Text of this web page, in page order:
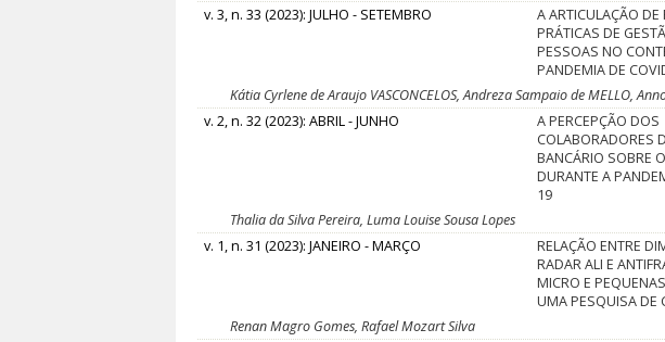
v. 3, n. 33 (2023): JULHO - SETEMBRO
A ARTICULAÇÃO DE
PRÁTICAS DE
PESSOAS NO
PANDEMIA DE
Kátia Cyrlene de Araujo VASCONCELOS, Andreza Sampaio de MELLO,
v. 2, n. 32 (2023): ABRIL - JUNHO
A PERCEPÇÃO DOS
COLABORADORES
BANCÁRIO SOBRE
DURANTE A
19
Thalia da Silva Pereira, Luma Louise Sousa Lopes
v. 1, n. 31 (2023): JANEIRO - MARÇO
RELAÇÃO ENTRE
RADAR ALI E
MICRO E
UMA PESQUISA DE
Renan Magro Gomes, Rafael Mozart Silva